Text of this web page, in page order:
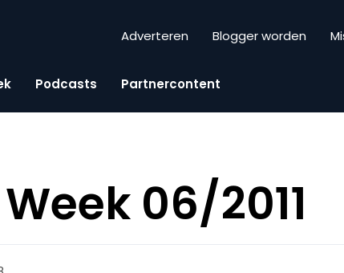
Adverteren Blogger worden
Podcasts Partnercontent
06/2011